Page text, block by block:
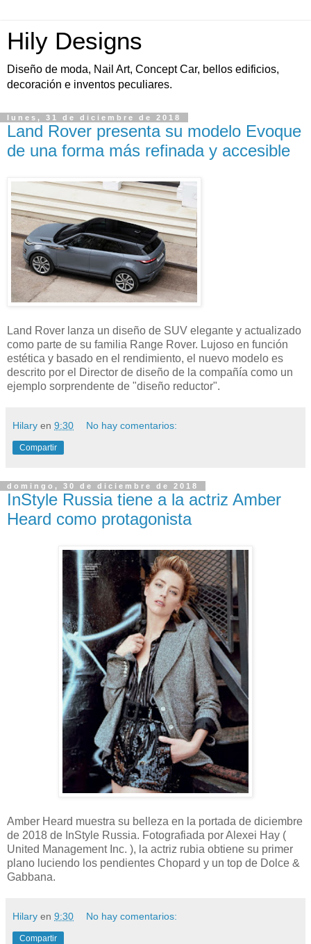
Hily Designs
Diseño de moda, Nail Art, Concept Car, bellos edificios,
decoración e inventos peculiares.
lunes, 31 de diciembre de 2018
Land Rover presenta su modelo Evoque
de una forma más refinada y accesible
Land Rover lanza un diseño de SUV elegante y actualizado
como parte de su familia Range Rover. Lujoso en función
estética y basado en el rendimiento, el nuevo modelo es
descrito por el Director de diseño de la compañía como un
ejemplo sorprendente de "diseño reductor".
Hilary en 9:30 No hay comentarios:
Compartir
domingo, 30 de diciembre de 2018
InStyle Russia tiene a la actriz Amber
Heard como protagonista
Amber Heard muestra su belleza en la portada de diciembre
de 2018 de InStyle Russia. Fotografiada por Alexei Hay (
United Management Inc. ), la actriz rubia obtiene su primer
plano luciendo los pendientes Chopard y un top de Dolce &
Gabbana.
Hilary en 9:30 No hay comentarios:
Compartir